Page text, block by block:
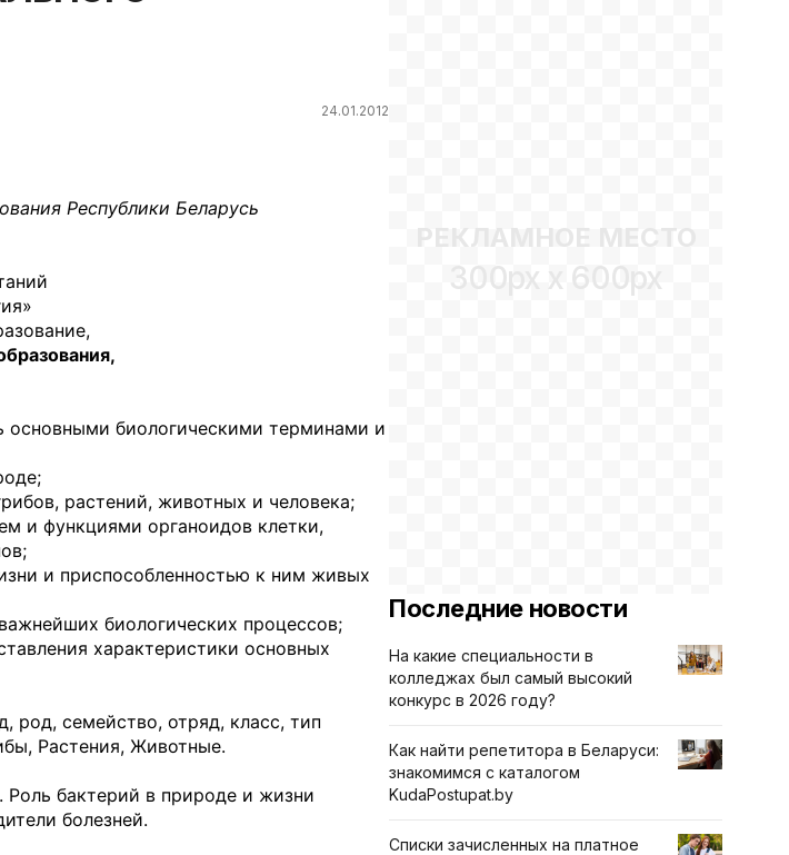
24.01.2012
Республики Беларусь
основными биологическими терминами и
растений, животных и человека;
и функциями органоидов клетки,
и приспособленностью к ним живых
биологических процессов;
характе­ристики основных
род, семейство, отряд, класс, тип
Растения, Животные.
Роль бактерий в природе и жизни
болезней.
РЕКЛАМНОЕ МЕСТО
300px x 600px
Последние новости
На какие специальности в
колледжах был самый высокий
конкурс в 2026 году?
Как найти репетитора в Беларуси:
знакомимся с каталогом
KudaPostupat.by
Списки зачисленных на платное